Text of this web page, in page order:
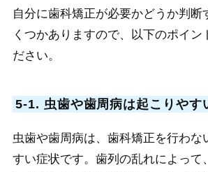
自分に歯科矯正が必要かどうか判断
くつかありますので、
以下のポイン
ださい。
5-1. 虫歯や歯周病は起こりやす
虫歯や歯周病は、歯科矯正を行わな
すい症状です。歯列の乱れによって